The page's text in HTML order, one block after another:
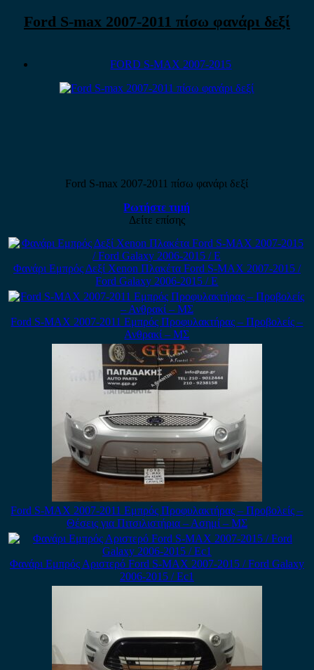
Ford S-max 2007-2011 πίσω φανάρι δεξί
FORD S-MAX 2007-2015
Ford S-max 2007-2011 πίσω φανάρι δεξί
Ρωτήστε τιμή
Δείτε επίσης
Φανάρι Εμπρός Δεξί Xenon Πλακέτα Ford S-MAX 2007-2015 /
Ford Galaxy 2006-2015 / Ε
Ford S-MAX 2007-2011 Εμπρός Προφυλακτήρας – Προβολείς –
Ανθρακί – ΜΣ
Ford S-MAX 2007-2011 Εμπρός Προφυλακτήρας – Προβολείς –
Θέσεις για Πιτσιλιστήρια – Ασημί – ΜΣ
Φανάρι Εμπρός Αριστερό Ford S-MAX 2007-2015 / Ford Galaxy
2006-2015 / Εc1